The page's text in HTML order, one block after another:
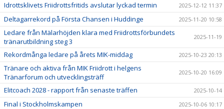
Idrottsklivets Friidrottsfritids avslutar lyckad termin 2025-12-12 11:37
Deltagarrekord på Första Chansen i Huddinge 2025-11-20 10:58
Ledare från Mälarhöjden klara med Friidrottsförbundets
tränarutbildning steg 3
2025-11-19
Rekordmånga ledare på årets MIK-middag 2025-10-23 20:13
Tränare och aktiva från MIK Friidrott i helgens
Tränarforum och utvecklingsträff
2025-10-20 16:09
Elitcoach 2028 - rapport från senaste träffen 2025-10-14
Final i Stockholmskampen 2025-10-06 10:17